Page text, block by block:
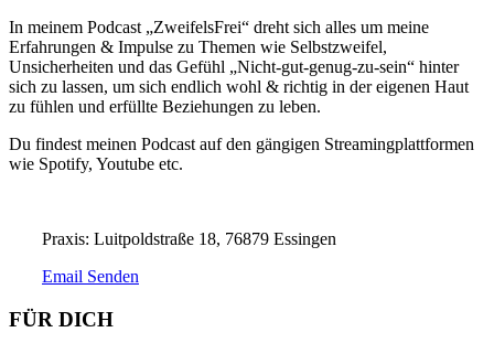
In meinem Podcast „ZweifelsFrei“ dreht sich alles um meine
Erfahrungen & Impulse zu Themen wie Selbstzweifel,
Unsicherheiten und das Gefühl „Nicht-gut-genug-zu-sein“ hinter
sich zu lassen, um sich endlich wohl & richtig in der eigenen Haut
zu fühlen und erfüllte Beziehungen zu leben.
Du findest meinen Podcast auf den gängigen Streamingplattformen
wie Spotify, Youtube etc.
Praxis: Luitpoldstraße 18, 76879 Essingen
Email Senden
FÜR DICH